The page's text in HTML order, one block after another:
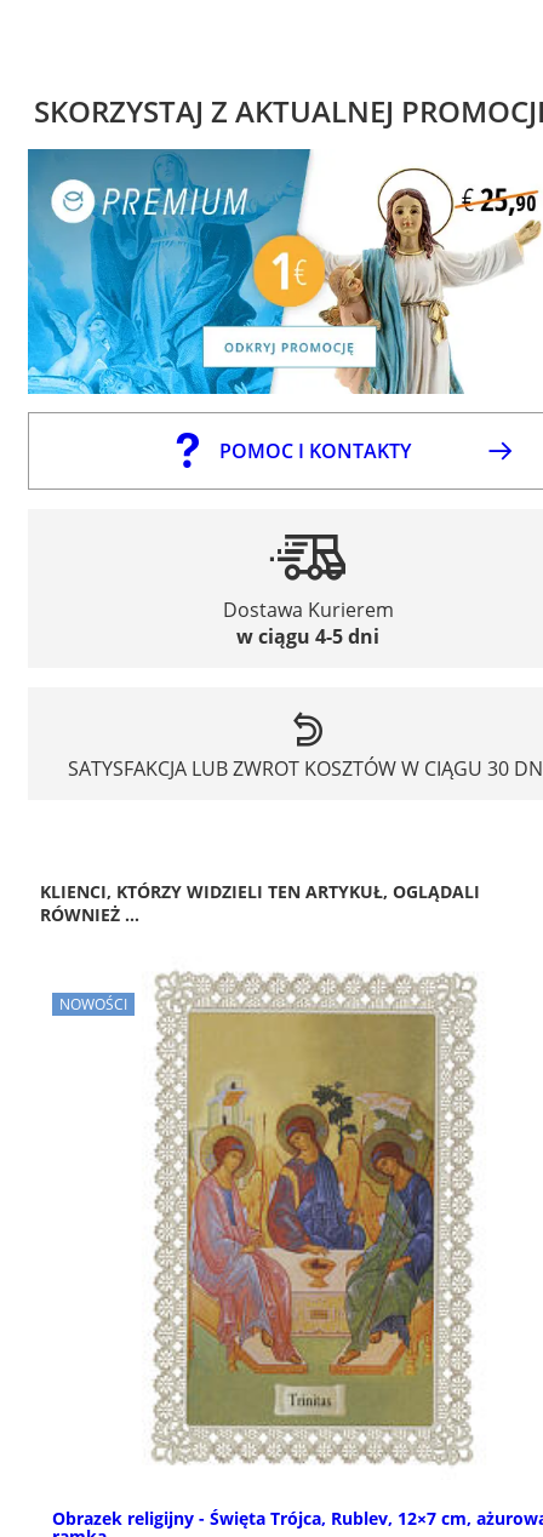
SKORZYSTAJ Z AKTUALNEJ
POMOC I KONTAKTY
Dostawa Kurierem
w ciągu 4-5 dni
SATYSFAKCJA LUB ZWROT KOSZTÓW W CIĄGU 30
KLIENCI, KTÓRZY WIDZIELI TEN ARTYKUŁ, OGLĄDALI
RÓWNIEŻ ...
NOWOŚCI
Obrazek religijny - Święta Trójca, Rublev, 12×7 cm,